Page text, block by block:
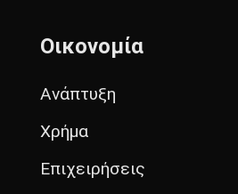
Οικονομία
Ανάπτυξη
Χρήμα
Επιχειρήσεις